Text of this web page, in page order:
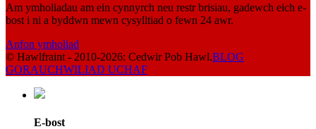
Am ymholiadau am ein cynnyrch neu restr brisiau, gadewch eich e-
bost i ni a byddwn mewn cysylltiad o fewn 24 awr.
Anfon ymholiad
© Hawlfraint - 2010-2026: Cedwir Pob Hawl.BLOG
GORAUCHWILIAD UCHAF
E-bost